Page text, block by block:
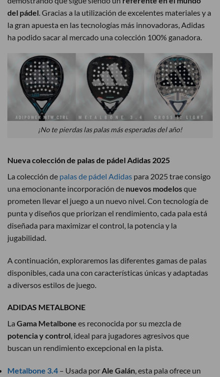
del pádel . Gracias a la utilización de excelentes materiales y a
la gran apuesta en las tecnologías más innovadoras, Adidas
ha podido sacar al mercado una colección 100% ganadora.
¡No te pierdas las palas más esperadas del año!
Nueva colección de palas de pádel Adidas 2025
La colección de palas de pádel Adidas para 2025 trae consigo
una emocionante incorporación de nuevos modelosque
prometen llevar el juego a un nuevo nivel. Con tecnología de
punta y diseños que priorizan el rendimiento, cada pala está
diseñada para maximizar el control, la potencia y la
jugabilidad.
A continuación, exploraremos las diferentes gamas de palas
disponibles, cada una con características únicas y adaptadas
a diversos estilos de juego.
ADIDAS METALBONE
La Gama Metalbone es reconocida por su mezcla de
potencia y control, ideal para jugadores agresivos que
buscan un rendimiento excepcional en la pista.
Metalbone 3.4 – Usada porAle Galán, esta pala ofrece un